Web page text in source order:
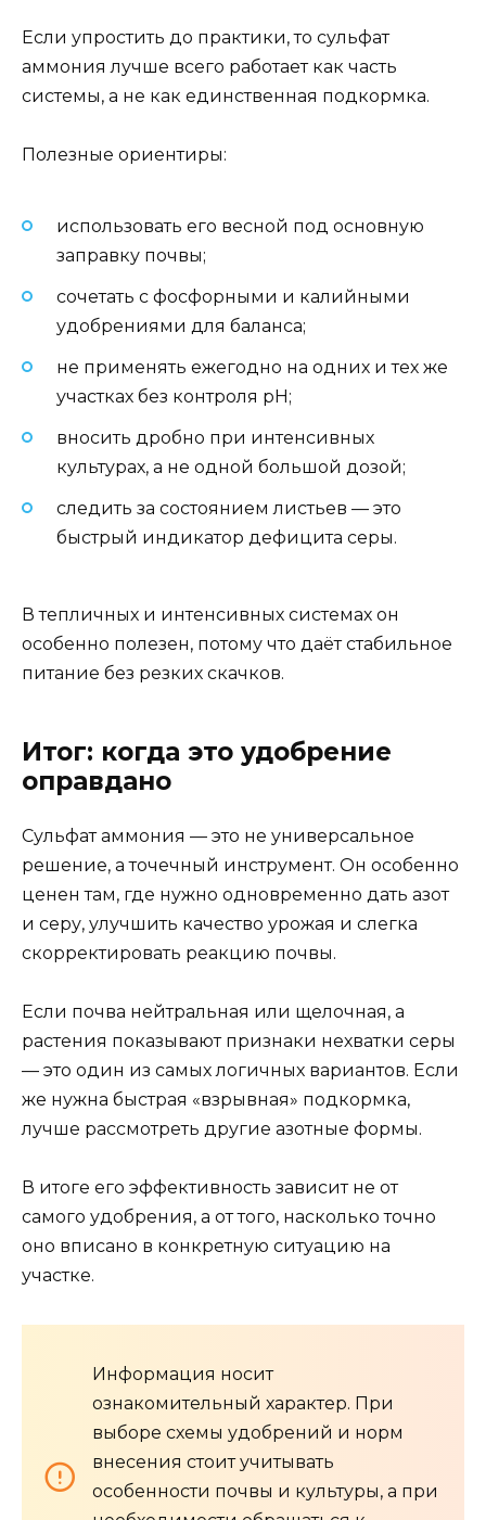
Если упростить до практики, то сульфат
аммония лучше всего работает как часть
системы, а не как единственная подкормка.
Полезные ориентиры:
использовать его весной под основную
заправку почвы;
сочетать с фосфорными и калийными
удобрениями для баланса;
не применять ежегодно на одних и тех же
участках без контроля pH;
вносить дробно при интенсивных
культурах, а не одной большой дозой;
следить за состоянием листьев — это
быстрый индикатор дефицита серы.
В тепличных и интенсивных системах он
особенно полезен, потому что даёт стабильное
питание без резких скачков.
Итог: когда это удобрение
оправдано
Сульфат аммония — это не универсальное
решение, а точечный инструмент. Он особенно
ценен там, где нужно одновременно дать азот
и серу, улучшить качество урожая и слегка
скорректировать реакцию почвы.
Если почва нейтральная или щелочная, а
растения показывают признаки нехватки серы
— это один из самых логичных вариантов. Если
же нужна быстрая «взрывная» подкормка,
лучше рассмотреть другие азотные формы.
В итоге его эффективность зависит не от
самого удобрения, а от того, насколько точно
оно вписано в конкретную ситуацию на
участке.
Информация носит
ознакомительный характер. При
выборе схемы удобрений и норм
внесения стоит учитывать
особенности почвы и культуры, а при